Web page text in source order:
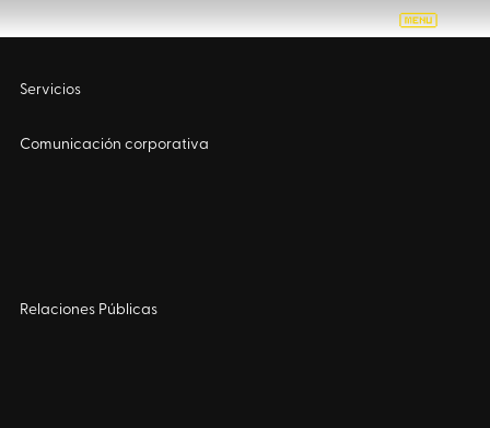
Servicios
Comunicación corporativa
Relaciones Públicas